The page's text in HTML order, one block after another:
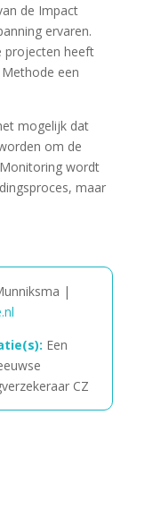
de Impact
ervaren.
projecten heeft
een
mogelijk dat
om de
wordt
maar
|
Een
CZ